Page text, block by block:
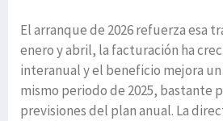
El arranque de 2026 refuerza esa
enero y abril, la facturación ha
interanual y el beneficio mejora un
mismo periodo de 2025, bastante
previsiones del plan anual. La